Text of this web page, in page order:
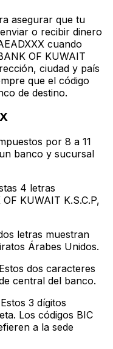
asegurar que tu
o recibir dinero
cuando
OF KUWAIT
ciudad y país
que el código
de destino.
por 8 a 11
banco y sucursal
4 letras
KUWAIT K.S.C.P,
letras muestran
Árabes Unidos.
Estos dos caracteres
central del banco.
Estos 3 dígitos
Los códigos BIC
a la sede